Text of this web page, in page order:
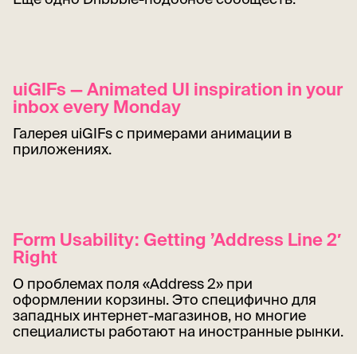
uiGIFs — Animated UI inspiration in your
inbox every Monday
Галерея uiGIFs с примерами анимации в
приложениях.
Form Usability: Getting ’Address Line 2′
Right
О проблемах поля «Address 2» при
оформлении корзины. Это специфично для
западных интернет-магазинов, но многие
специалисты работают на иностранные рынки.